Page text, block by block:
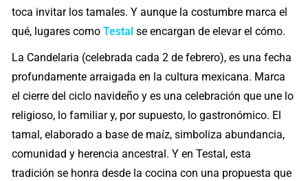
toca invitar los tamales. Y aunque la costumbre marca el
qué, lugares comoTestal se encargan de elevar el cómo.
La Candelaria (celebrada cada 2 de febrero), es una fecha
profundamente arraigada en la cultura mexicana. Marca
el cierre del ciclo navideño y es una celebración que une lo
religioso, lo familiar y, por supuesto, lo gastronómico. El
tamal, elaborado a base de maíz, simboliza abundancia,
comunidad y herencia ancestral. Y en Testal, esta
tradición se honra desde la cocina con una propuesta que